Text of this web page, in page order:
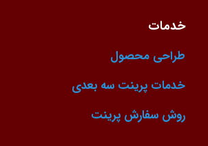
خدمات
طراحی محصول
خدمات پرینت سه بعدی
روش سفارش پرینت